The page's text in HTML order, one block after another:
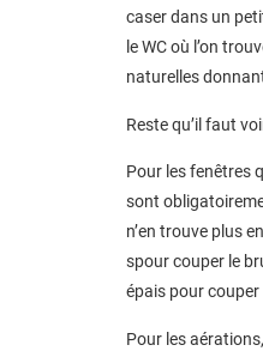
caser dans un
le WC où l’on
naturelles
Reste qu’il faut
Pour les fenêtres
sont
n’en trouve plus
spour couper le
épais pour couper
Pour les